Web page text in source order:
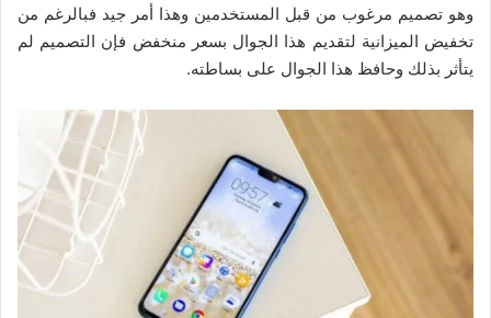
وهو تصميم مرغوب من قبل المستخدمين وهذا أمر جيد فبالرغم من
تخفيض الميزانية لتقديم هذا الجوال بسعر منخفض فإن التصميم لم
يتأثر بذلك وحافظ هذا الجوال على بساطته.